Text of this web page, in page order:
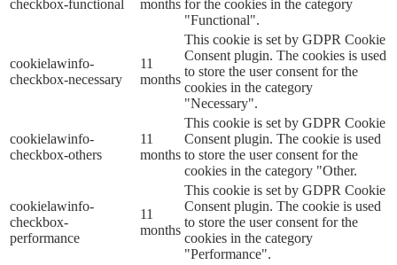
checkbox-functional
months for the cookies in the category
"Functional".
cookielawinfo-
checkbox-necessary
11
months
This cookie is set by GDPR Cookie
Consent plugin. The cookies is used
to store the user consent for the
cookies in the category
"Necessary".
cookielawinfo-
checkbox-others
11
months
This cookie is set by GDPR Cookie
Consent plugin. The cookie is used
to store the user consent for the
cookies in the category "Other.
cookielawinfo-
checkbox-
performance
11
months
This cookie is set by GDPR Cookie
Consent plugin. The cookie is used
to store the user consent for the
cookies in the category
"Performance".